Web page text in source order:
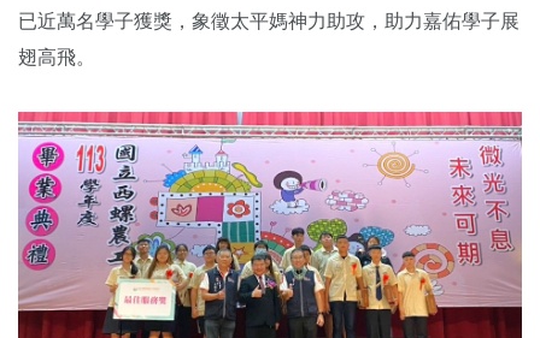
已近萬名學子獲獎，象徵太平媽神力助攻，助力嘉佑學子展
翅高飛。